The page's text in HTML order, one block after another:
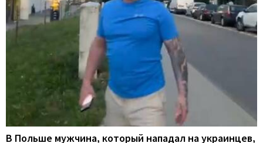
В Польше мужчина, который нападал на украинцев,